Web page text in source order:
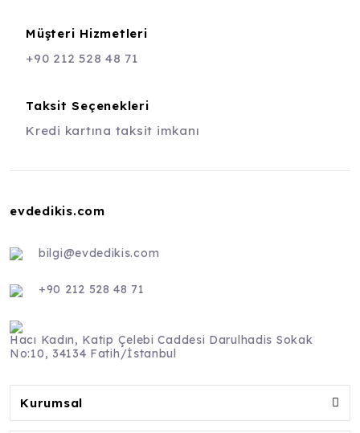
Müşteri Hizmetleri
+90 212 528 48 71
Taksit Seçenekleri
Kredi kartına taksit imkanı
evdedikis.com
bilgi@evdedikis.com
+90 212 528 48 71
Hacı Kadın, Katip Çelebi Caddesi Darulhadis Sokak
No:10, 34134 Fatih/İstanbul
Kurumsal